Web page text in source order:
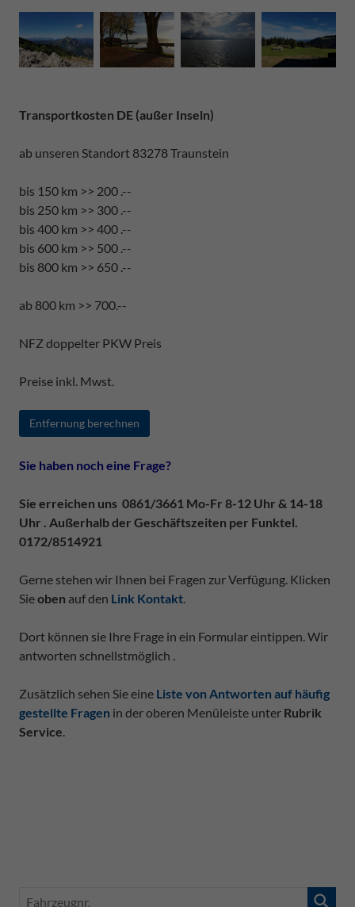
Transportkosten DE (außer Inseln)
ab unseren Standort 83278 Traunstein
bis 150 km >> 200 .--
bis 250 km >> 300 .--
bis 400 km >> 400 .--
bis 600 km >> 500 .--
bis 800 km >> 650 .--
ab 800 km >> 700.--
NFZ doppelter PKW Preis
Preise inkl. Mwst.
Entfernung berechnen
Sie haben noch eine Frage?
Sie erreichen uns 0861/3661 Mo-Fr 8-12 Uhr & 14-18
Uhr . Außerhalb der Geschäftszeiten per Funktel.
0172/8514921
Gerne stehen wir Ihnen bei Fragen zur Verfügung. Klicken
Sieoben auf den Link Kontakt.
Dort können sie Ihre Frage in ein Formular eintippen. Wir
antworten schnellstmöglich .
Zusätzlich sehen Sie eine Liste von Antworten auf häufig
gestellte Fragen in der oberen Menüleiste unter Rubrik
Service.
Fahrzeugnr.